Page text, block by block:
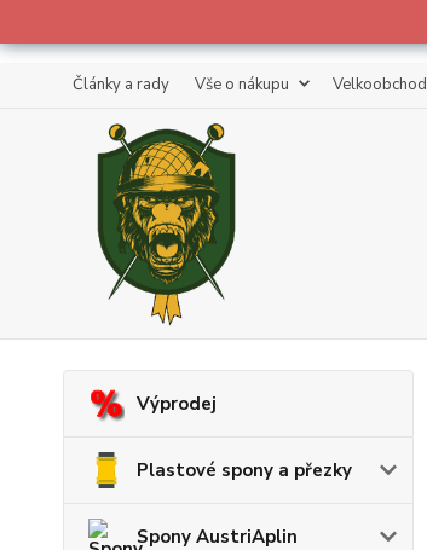
Články a rady Vše o nákupu Velkoobchod
Výprodej
Plastové spony a přezky
Spony AustriAplin